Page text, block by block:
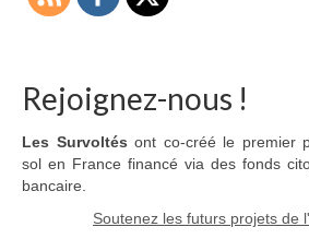
Rejoignez-nous !
Les Survoltés ont co-créé le premier
sol en France financé via des fonds
bancaire.
Soutenez les futurs projets de